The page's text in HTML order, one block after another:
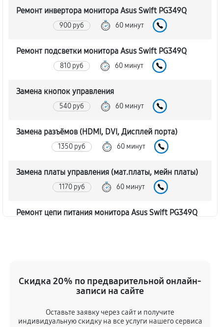
Ремонт инвертора монитора Asus Swift PG349Q
900 руб 60 минут
Ремонт подсветки монитора Asus Swift PG349Q
810 руб 60 минут
Замена кнопок управления
540 руб 60 минут
Замена разъёмов (HDMI, DVI, Дисплей порта)
1350 руб 60 минут
Замена платы управления (мат.платы, мейн платы)
1170 руб 60 минут
Ремонт цепи питания монитора Asus Swift PG349Q
Замена лампы подсветки
60 минут
Скидка 20% по предварительной онлайн-
записи на сайте
Оставьте заявку через сайт и получите
индивидуальную скидку на все услуги нашего сервиса